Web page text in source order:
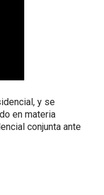
y se
en materia
conjunta ante